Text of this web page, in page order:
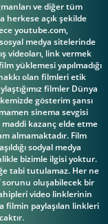
ve diğer tüm
herkese açık şekilde
youtube.com,
medya sitelerinde
videoları, link vermek
yüklemesi yapılmadığı
olan filmleri etik
filmler Dünya
gösterim şansı
sinema sevgisi
kazanç elde etme
almamaktadır. Film
sodyal medya
bizimle ilgisi yoktur.
tabi tutulamaz. Her ne
sorunu oluşabilecek bir
video linklerinin
filmin paylaşılan linkleri